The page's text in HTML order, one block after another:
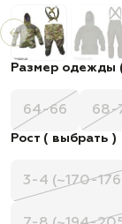
Размер одежды
64-66 68-
Рост ( выбрать )
3-4 (~170-